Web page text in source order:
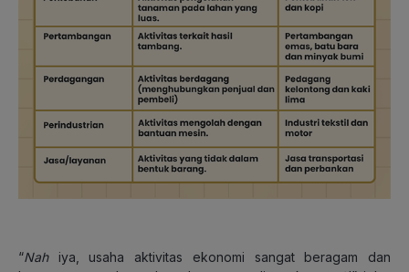
“Nahiya, usaha aktivitas ekonomi sangat beragam dan